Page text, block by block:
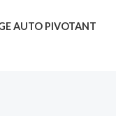
AUTO PIVOTANT